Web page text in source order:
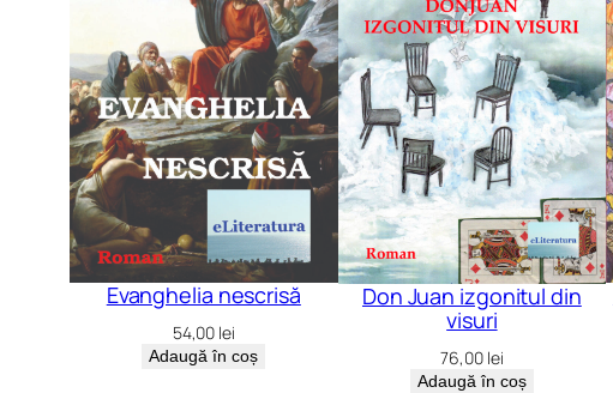
Evanghelia nescrisă
54,00 lei
Adaugă în coș
Don Juan izgonitul din
visuri
76,00 lei
Adaugă în coș